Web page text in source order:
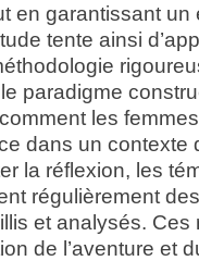
en garantissant un
tente ainsi
paradigme
les
dans un contexte
la réflexion, les
régulièrement
et analysés.
de l’aventure et